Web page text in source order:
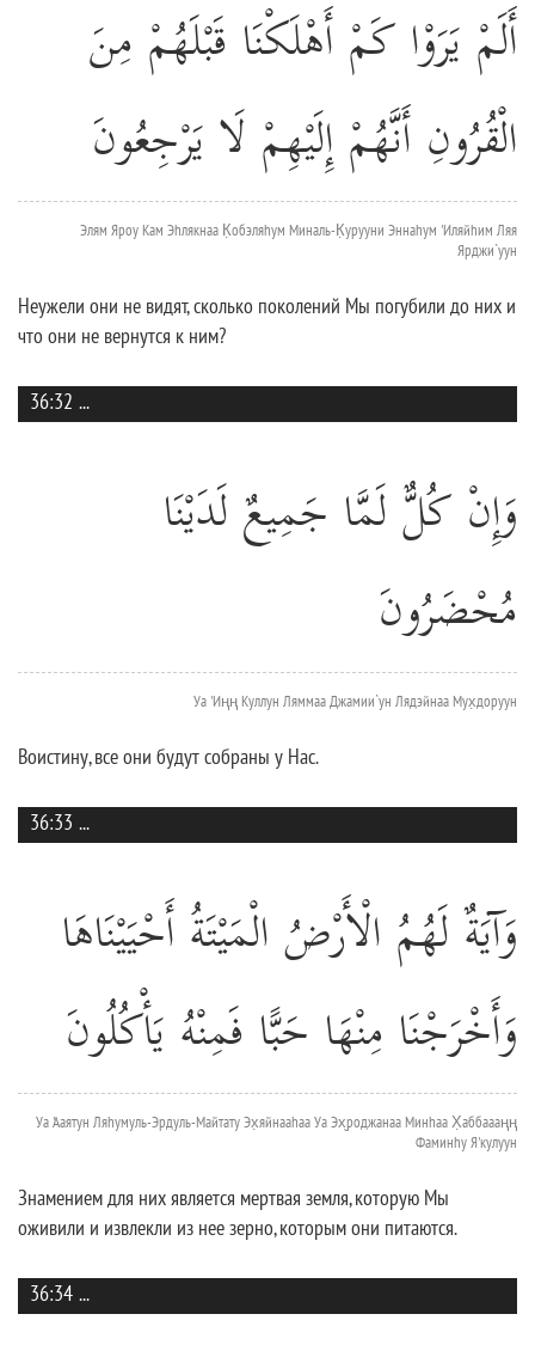
أَلَمْ يَرَوْا كَمْ أَهْلَكْنَا قَبْلَهُمْ مِنَ
الْقُرُونِ أَنَّهُمْ إِلَيْهِمْ لَا يَرْجِعُونَ
Элям Яроу Кам Эhлякнаа К̣обэляhум Миналь-К̣урууни Эннаhум 'Иляйhим Ляя
Ярджи`уун
Неужели они не видят, сколько поколений Мы погубили до них и
что они не вернутся к ним?
36:32 ...
وَإِنْ كُلٌّ لَمَّا جَمِيعٌ لَدَيْنَا
مُحْضَرُونَ
Уа 'Иңң Куллун Ляммаа Джамии`ун Лядэйнаа Мух̣доруун
Воистину, все они будут собраны у Нас.
36:33 ...
وَآيَةٌ لَهُمُ الْأَرْضُ الْمَيْتَةُ أَحْيَيْنَاهَا
وَأَخْرَجْنَا مِنْهَا حَبًّا فَمِنْهُ يَأْكُلُونَ
Уа 'Ааятун Ляhумуль-Эрдуль-Майтату Эх̣яйнааhаа Уа Эх̮роджанаа Минhаа Х̣аббаааңң
Фаминhу Я'кулуун
Знамением для них является мертвая земля, которую Мы
оживили и извлекли из нее зерно, которым они питаются.
36:34 ...